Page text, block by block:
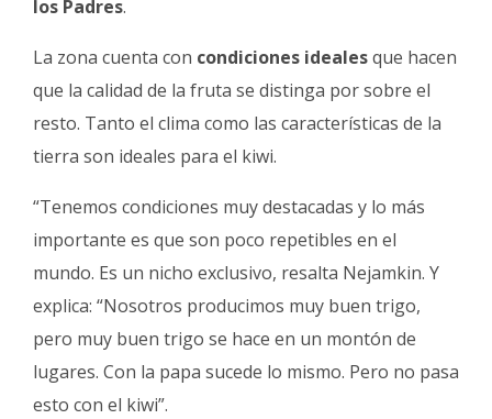
los Padres.
La zona cuenta con condiciones idealesque hacen
que la calidad de la fruta se distinga por sobre el
resto. Tanto el clima como las características de la
tierra son ideales para el kiwi.
“Tenemos condiciones muy destacadas y lo más
importante es que son poco repetibles en el
mundo. Es un nicho exclusivo, resalta Nejamkin. Y
explica: “Nosotros producimos muy buen trigo,
pero muy buen trigo se hace en un montón de
lugares. Con la papa sucede lo mismo. Pero no pasa
esto con el kiwi”.